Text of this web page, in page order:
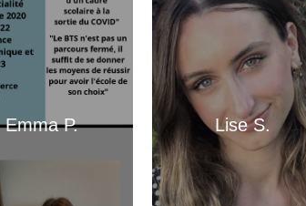
Emma P. Lise S.